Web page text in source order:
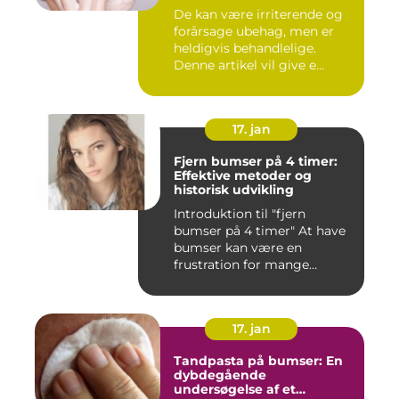
De kan være irriterende og
forårsage ubehag, men er
heldigvis behandlelige.
Denne artikel vil give e...
17. jan
Fjern bumser på 4 timer:
Effektive metoder og
historisk udvikling
Introduktion til "fjern
bumser på 4 timer" At have
bumser kan være en
frustration for mange
17. jan
Tandpasta på bumser: En
dybdegående
undersøgelse af et